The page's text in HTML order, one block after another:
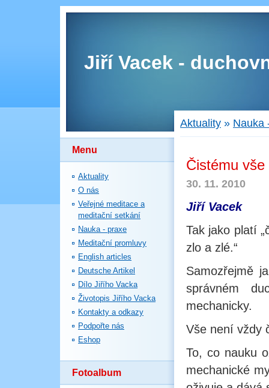
Jiří Vacek -
Menu
Aktuality
O nás
Veřejné meditace a
meditační setkání
Nauka - praxe
Meditační promluvy
English articles
Deutsche Artikel
Dílo Jiřího Vacka
Životopis Jiřího Vacka
Kontakty a odkazy
Podpořte nás
Eshop
Fotoalbum
Aktuality » Nauka
Čistému
30. 11. 2010
Jiří Vacek
Tak jako platí
zlo a zlé.“
Samozřejmě
správném
mechanicky.
Vše není vždy
To, co nauku
mechanické